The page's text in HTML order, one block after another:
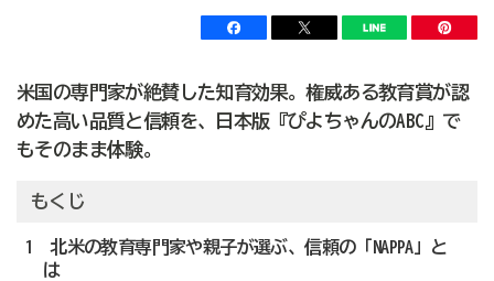
米国の専門家が絶賛した知育効果。権威ある教育賞が認
めた高い品質と信頼を、日本版『ぴよちゃんのABC』で
もそのまま体験。
もくじ
1 北米の教育専門家や親子が選ぶ、信頼の「NAPPA」と
は